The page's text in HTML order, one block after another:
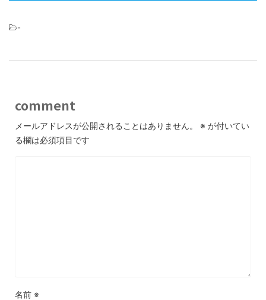
-
comment
メールアドレスが公開されることはありません。 ※ が付いてい
る欄は必須項目です
名前 ※